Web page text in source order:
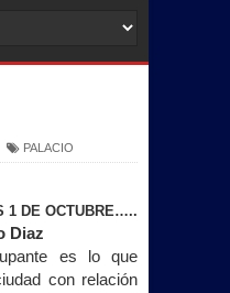
PALACIO
1 DE OCTUBRE…..
Diaz
es lo que
con relación